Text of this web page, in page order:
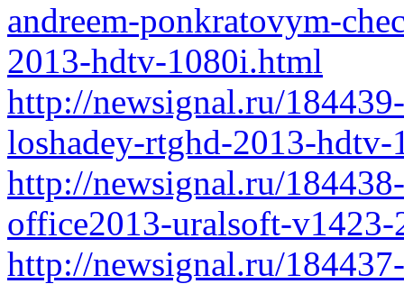
andreem-ponkratovym-
2013-hdtv-1080i.html
http://newsignal.ru/
loshadey-rtghd-2013-
http://newsignal.ru/
office2013-uralsoft-
http://newsignal.ru/